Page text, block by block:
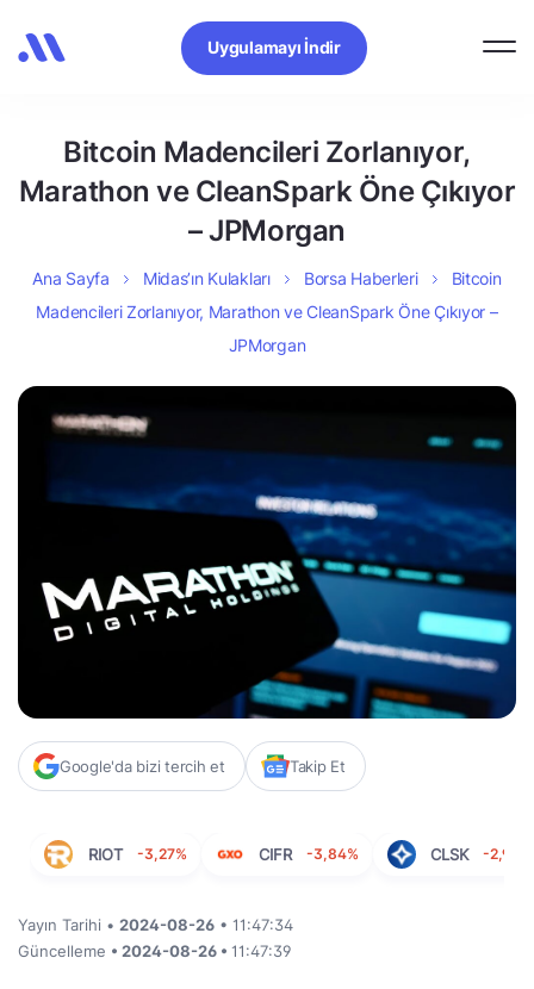
Uygulamayı İndir
Bitcoin Madencileri Zorlanıyor,
Marathon ve CleanSpark Öne Çıkıyor
– JPMorgan
Ana Sayfa Midas’ın Kulakları Borsa Haberleri
Bitcoin
Madencileri Zorlanıyor, Marathon ve CleanSpark Öne Çıkıyor –
JPMorgan
Google'da bizi tercih et Takip Et
RIOT -3,27% CIFR -3,84% CLSK -2,97%
Yayın Tarihi • 2024-08-26 • 11:47:34
Güncelleme • 2024-08-26 • 11:47:39